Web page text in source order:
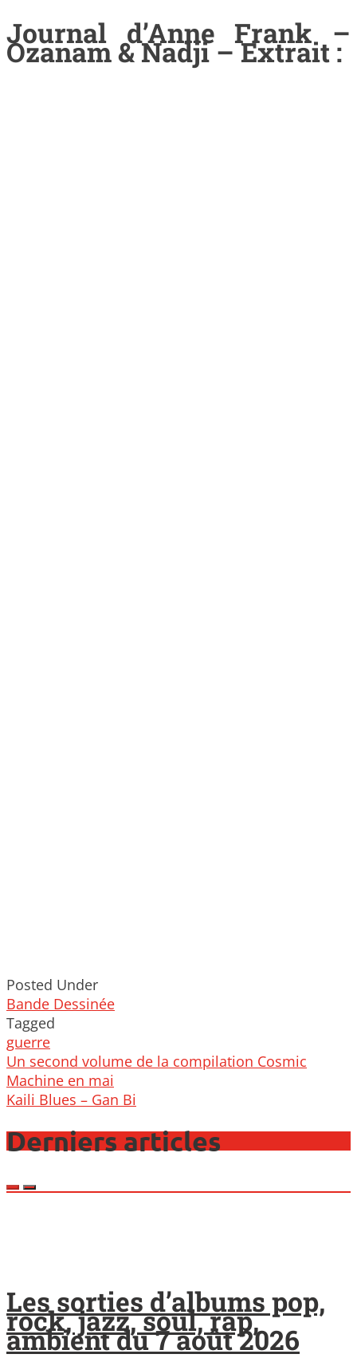
Journal d’Anne Frank –
Ozanam & Nadji – Extrait :
Posted Under
Bande Dessinée
Tagged
guerre
Post
navigation
Un second volume de la compilation Cosmic
Machine en mai
Kaili Blues – Gan Bi
Derniers articles
Les sorties d’albums pop,
rock, jazz, soul, rap,
ambient du 7 août 2026